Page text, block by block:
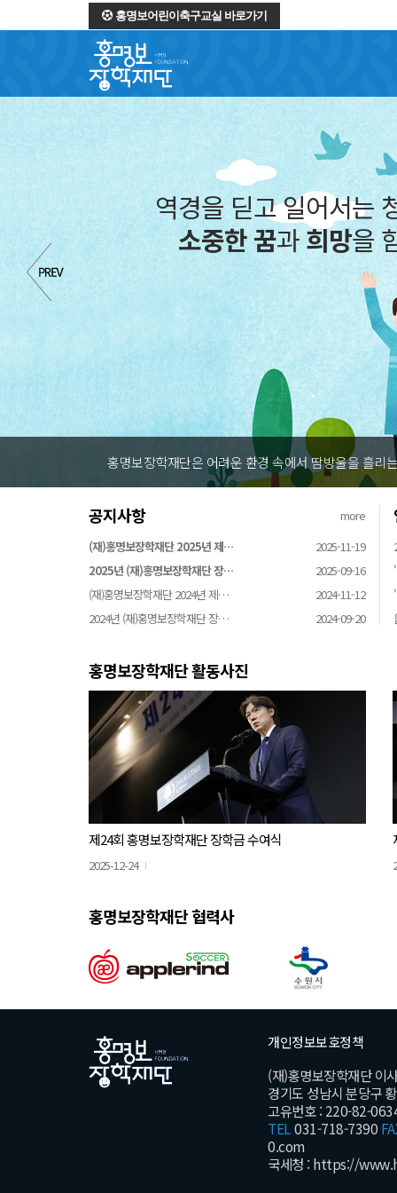
홍명보어린이축구교실 바로가기
역경을 딛고 일어서는
소중한 꿈과희망을
홍명보장학재단은 어려운 환경 속에서 땀방울을 흘리
공지사항
more
(재)홍명보장학재단 2025년 제…
2025-11-19
2025년 (재)홍명보장학재단 장…
2025-09-16
(재)홍명보장학재단 2024년 제…
2024-11-12
2024년 (재)홍명보장학재단 장…
2024-09-20
홍명보장학재단 활동사진
제24회 홍명보장학재단 장학금 수여식
2025-12-24
홍명보장학재단 협력사
개인정보보호정책
(재)홍명보장학재단 이
경기도 성남시 분당구
고유번호 : 220-82-
TEL031-718-7390
0.com
국세청 : https://